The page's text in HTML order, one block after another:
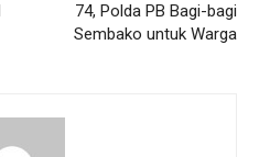
74, Polda PB Bagi-bagi
Sembako untuk Warga